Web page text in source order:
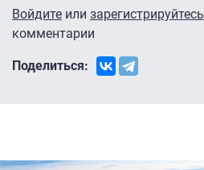
Войдите или зарегистрируйтесь
комментарии
Поделиться: